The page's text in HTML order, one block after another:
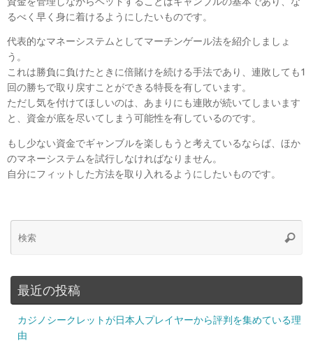
るべく早く身に着けるようにしたいものです。
代表的なマネーシステムとしてマーチンゲール法を紹介しましょ
う。
これは勝負に負けたときに倍賭けを続ける手法であり、連敗しても1
回の勝ちで取り戻すことができる特長を有しています。
ただし気を付けてほしいのは、あまりにも連敗が続いてしまいます
と、資金が底を尽いてしまう可能性を有しているのです。
もし少ない資金でギャンブルを楽しもうと考えているならば、ほか
のマネーシステムを試行しなければなりません。
自分にフィットした方法を取り入れるようにしたいものです。
最近の投稿
カジノシークレットが日本人プレイヤーから評判を集めている理
由